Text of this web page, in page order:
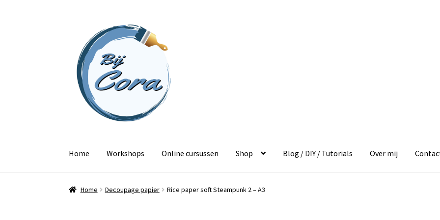
naar
navigatie
inhoud
Home Workshops Online cursussen Shop Blog / DIY / Tutorials Over mij
Home Decoupage papier Rice paper soft Steampunk 2 – A3